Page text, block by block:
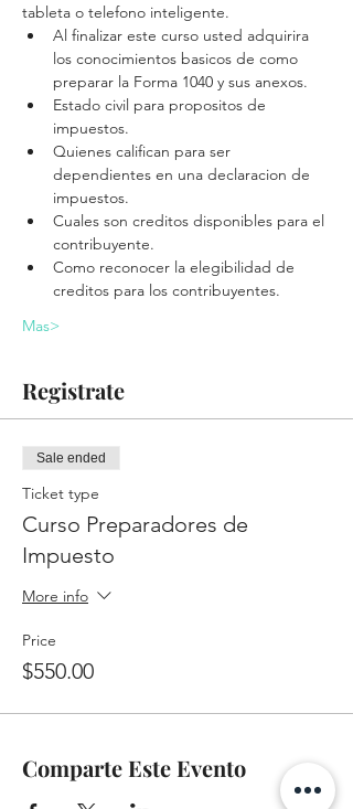
tableta o telefono inteligente.
Al finalizar este curso usted adquirira
los conocimientos basicos de como
preparar la Forma 1040 y sus anexos.
Estado civil para propositos de
impuestos.
Quienes califican para ser
dependientes en una declaracion de
impuestos.
Cuales son creditos disponibles para el
contribuyente.
Como reconocer la elegibilidad de
creditos para los contribuyentes.
Mas>
Registrate
Sale ended
Ticket type
Curso Preparadores de
Impuesto
More info
Price
$550.00
Comparte Este Evento